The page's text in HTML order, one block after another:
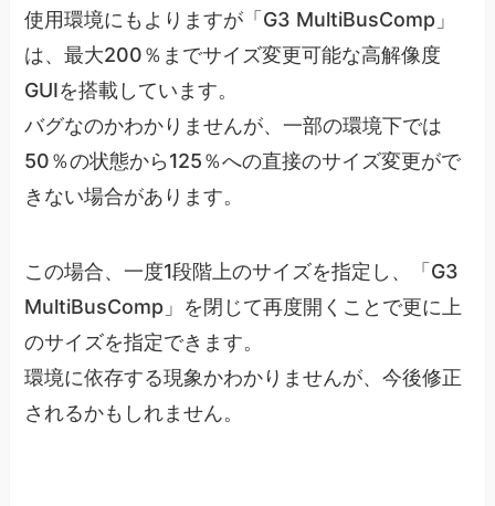
使用環境にもよりますが「G3 MultiBusComp」
は、最大200％までサイズ変更可能な高解像度
GUIを搭載しています。
バグなのかわかりませんが、一部の環境下では
50％の状態から125％への直接のサイズ変更がで
きない場合があります。
この場合、一度1段階上のサイズを指定し、「G3
MultiBusComp」を閉じて再度開くことで更に上
のサイズを指定できます。
環境に依存する現象かわかりませんが、今後修正
されるかもしれません。